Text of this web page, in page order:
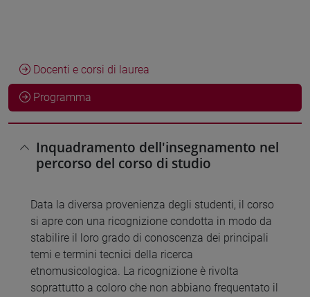
Docenti e corsi di laurea
Programma
Inquadramento dell'insegnamento nel
percorso del corso di studio
Data la diversa provenienza degli studenti, il corso
si apre con una ricognizione condotta in modo da
stabilire il loro grado di conoscenza dei principali
temi e termini tecnici della ricerca
etnomusicologica. La ricognizione è rivolta
soprattutto a coloro che non abbiano frequentato il